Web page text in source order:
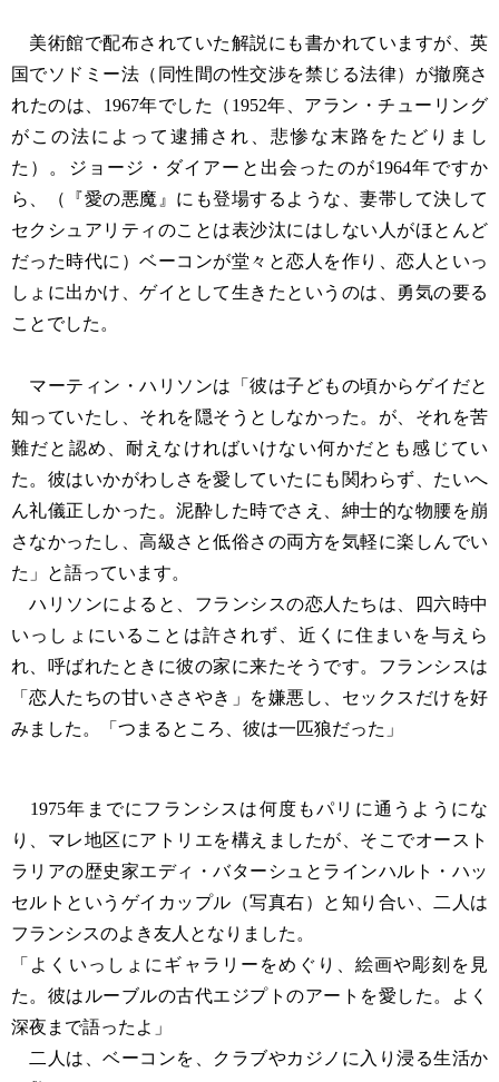
美術館で配布されていた解説にも書かれていますが、英
国でソドミー法（同性間の性交渉を禁じる法律）が撤廃さ
れたのは、1967年でした（1952年、アラン・チューリング
がこの法によって逮捕され、悲惨な末路をたどりまし
た）。ジョージ・ダイアーと出会ったのが1964年ですか
ら、（『愛の悪魔』にも登場するような、妻帯して決して
セクシュアリティのことは表沙汰にはしない人がほとんど
だった時代に）ベーコンが堂々と恋人を作り、恋人といっ
しょに出かけ、ゲイとして生きたというのは、勇気の要る
ことでした。
マーティン・ハリソンは「彼は子どもの頃からゲイだと
知っていたし、それを隠そうとしなかった。が、それを苦
難だと認め、耐えなければいけない何かだとも感じてい
た。彼はいかがわしさを愛していたにも関わらず、たいへ
ん礼儀正しかった。泥酔した時でさえ、紳士的な物腰を崩
さなかったし、高級さと低俗さの両方を気軽に楽しんでい
た」と語っています。
ハリソンによると、フランシスの恋人たちは、四六時中
いっしょにいることは許されず、近くに住まいを与えら
れ、呼ばれたときに彼の家に来たそうです。フランシスは
「恋人たちの甘いささやき」を嫌悪し、セックスだけを好
みました。「つまるところ、彼は一匹狼だった」
1975年までにフランシスは何度もパリに通うようにな
り、マレ地区にアトリエを構えましたが、そこでオースト
ラリアの歴史家エディ・バターシュとラインハルト・ハッ
セルトというゲイカップル（写真右）と知り合い、二人は
フランシスのよき友人となりました。
「よくいっしょにギャラリーをめぐり、絵画や彫刻を見
た。彼はルーブルの古代エジプトのアートを愛した。よく
深夜まで語ったよ」
二人は、ベーコンを、クラブやカジノに入り浸る生活か